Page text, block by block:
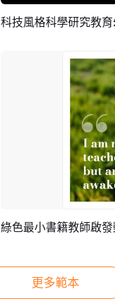
預
科技風格科學研究教
預
綠色最小書籍教師啟
更多範本